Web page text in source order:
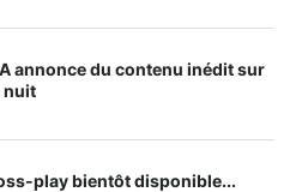
annonce du contenu inédit sur
nuit
play bientôt disponible...